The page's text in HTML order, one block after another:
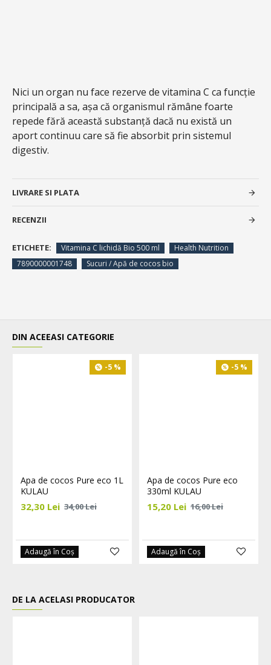
Nici un organ nu face rezerve de vitamina C ca funcție
principală a sa, așa că organismul rămâne foarte
repede fără această substanță dacă nu există un
aport continuu care să fie absorbit prin sistemul
digestiv.
LIVRARE SI PLATA
RECENZII
ETICHETE: Vitamina C lichidă Bio 500 ml
Health Nutrition
7890000001748
Sucuri / Apă de cocos bio
DIN ACEEASI CATEGORIE
-5 %
Apa de cocos Pure eco 1L
KULAU
32,30 Lei 34,00 Lei
Adaugă în Coş
-5 %
Apa de cocos Pure eco
330ml KULAU
15,20 Lei 16,00 Lei
Adaugă în Coş
DE LA ACELASI PRODUCATOR